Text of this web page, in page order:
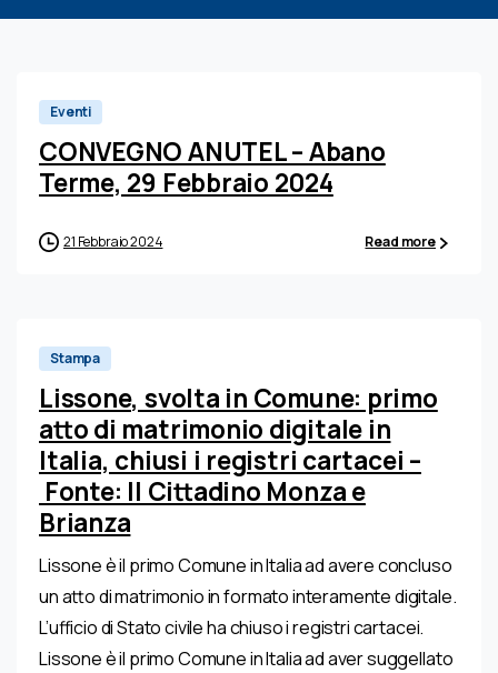
Eventi
CONVEGNO ANUTEL – Abano
Terme, 29 Febbraio 2024
21 Febbraio 2024 Read more
Stampa
Lissone, svolta in Comune: primo
atto di matrimonio digitale in
Italia, chiusi i registri cartacei –
Fonte: Il Cittadino Monza e
Brianza
Lissone è il primo Comune in Italia ad avere concluso
un atto di matrimonio in formato interamente digitale.
L’ufficio di Stato civile ha chiuso i registri cartacei.
Lissone è il primo Comune in Italia ad aver suggellato